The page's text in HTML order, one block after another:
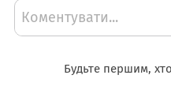
Коментувати...
Будьте першим,